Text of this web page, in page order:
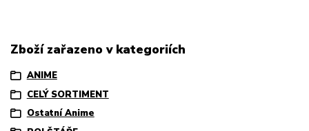
Zboží zařazeno v kategoriích
ANIME
CELÝ SORTIMENT
Ostatní Anime